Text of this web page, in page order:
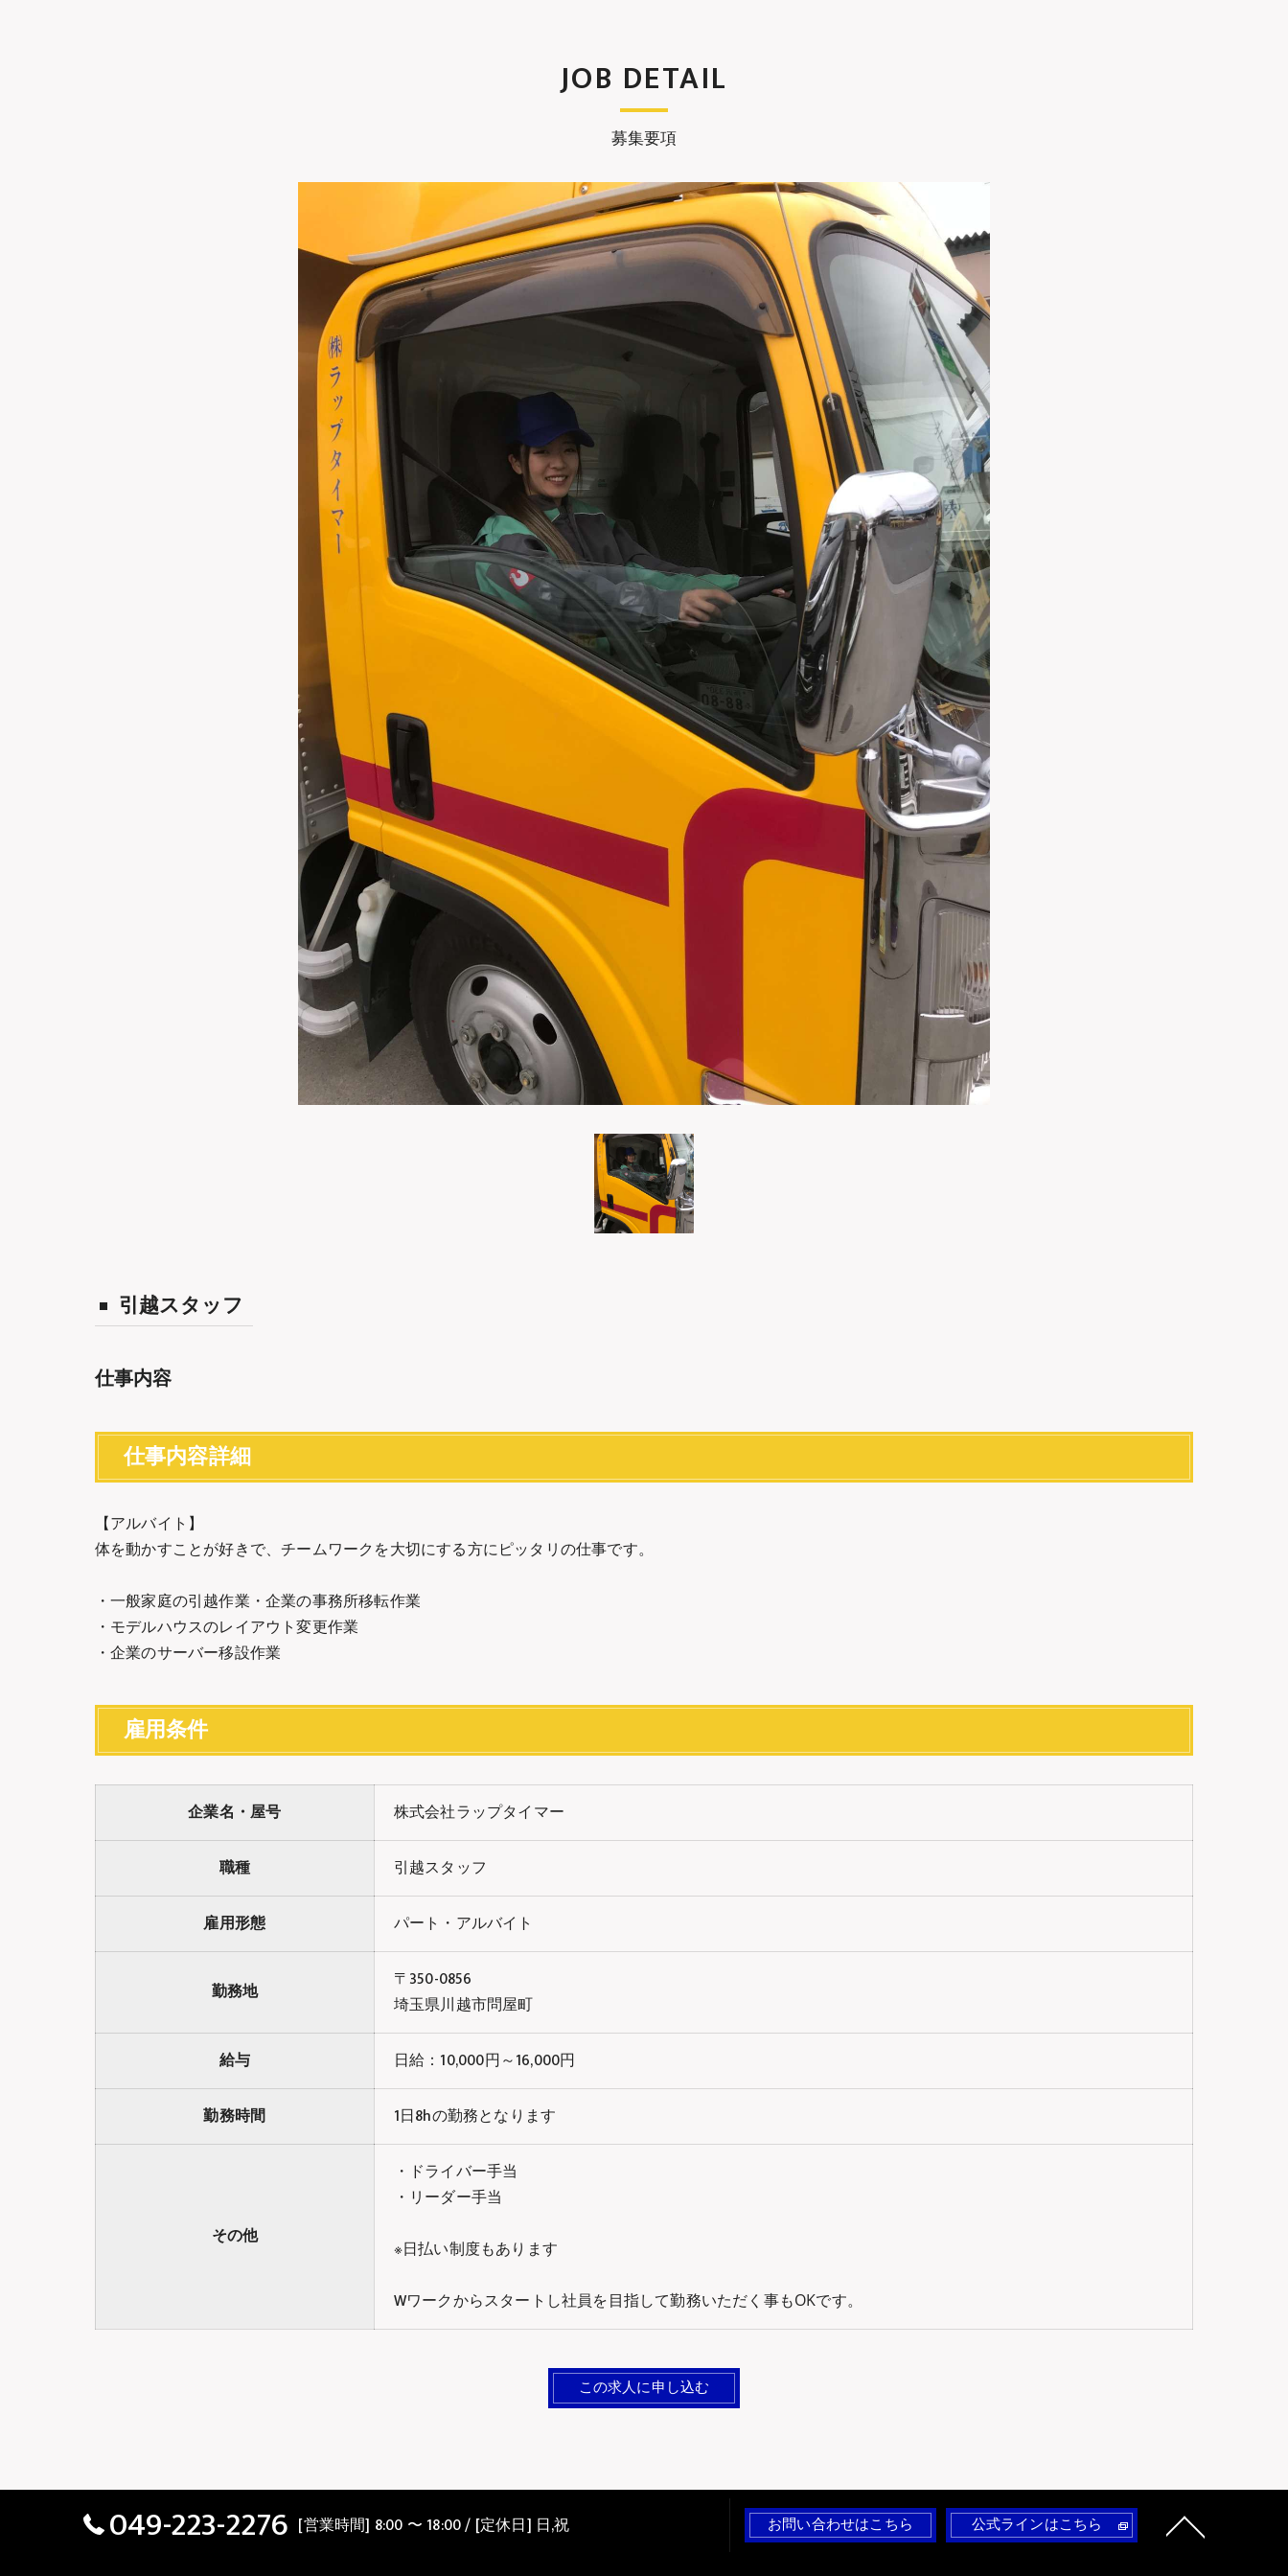
募集要項
JOB DETAIL
引越スタッフ
仕事内容
仕事内容詳細
【アルバイト】
体を動かすことが好きで、チームワークを大切にする方にピッタリの仕事です。
・一般家庭の引越作業・企業の事務所移転作業
・モデルハウスのレイアウト変更作業
・企業のサーバー移設作業
雇用条件
企業名・屋号 株式会社ラップタイマー
職種 引越スタッフ
雇用形態 パート・アルバイト
勤務地
〒350-0856
埼玉県川越市問屋町
給与 日給：10,000円～16,000円
勤務時間 1日8hの勤務となります
その他
・ドライバー手当
・リーダー手当
※日払い制度もあります
Wワークからスタートし社員を目指して勤務いただく事もОKです。
この求人に申し込む
049-223-2276 [営業時間] 8:00 〜 18:00 / [定休日] 日,祝 お問い合わせはこちら 公式ラインはこちら